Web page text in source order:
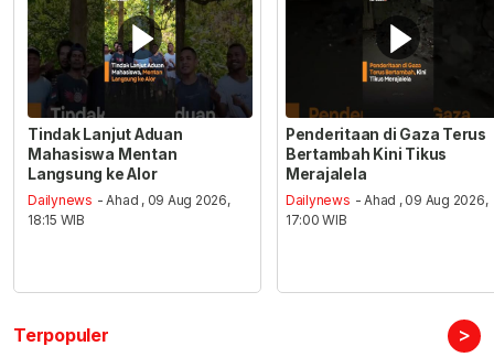
Tindak Lanjut Aduan
Mahasiswa Mentan
Langsung ke Alor
Dailynews - Ahad , 09 Aug 2026,
18:15 WIB
Penderitaan di Gaza Terus
Bertambah Kini Tikus
Merajalela
Dailynews - Ahad , 09 Aug 2026,
17:00 WIB
Terpopuler >